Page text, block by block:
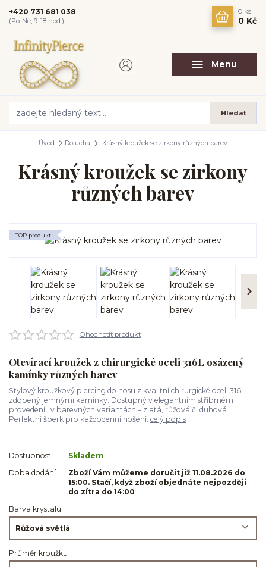
Menu
Hledat
+420 731 681 038
(Po-Ne, 9-18 hod.)
0 ks
0 Kč
Úvod Do ucha Krásný kroužek se zirkony různých barev
Krásný kroužek se zirkony
různých barev
TOP produkt
Ohodnotit produkt
Otevírací kroužek z chirurgické oceli 316L osázený
kamínky různých barev
Stylový kroužkový piercing do nosu z kvalitní chirurgické oceli 316L,
zdobený jemnými kamínky. Dostupný v elegantním stříbrném
provedení i v barevných variantách – zlatá, růžová či duhová.
Perfektní šperk pro každodenní nošení. celý popis
Dostupnost
Skladem
Doba dodání
Zboží Vám můžeme doručit již 11.08.2026 do
15:00. Stačí, když zboží objednáte nejpozději
do zítra do 14:00
Barva krystalu
Průměr kroužku